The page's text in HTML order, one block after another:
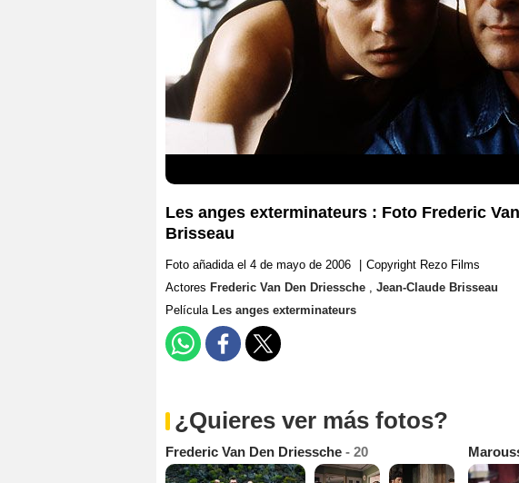
Les anges exterminateurs : Foto Frederic
Brisseau
Foto añadida el 4 de mayo de 2006
Copyright Rezo Films
Actores Frederic Van Den Driessche , Jean-Claude Brisseau
Película Les anges exterminateurs
¿Quieres ver más fotos?
Frederic Van Den Driessche - 20